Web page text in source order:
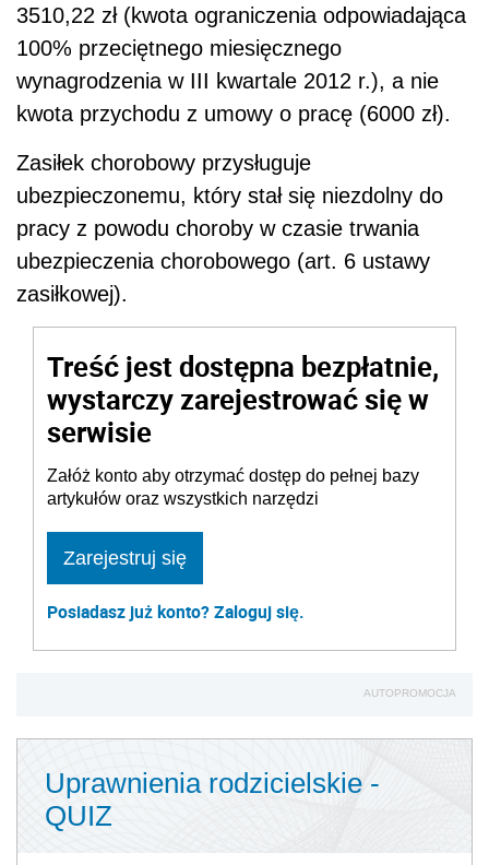
3510,22 zł (kwota ograniczenia odpowiadająca
100% przeciętnego miesięcznego
wynagrodzenia w III kwartale 2012 r.), a nie
kwota przychodu z umowy o pracę (6000 zł).
Zasiłek chorobowy przysługuje
ubezpieczonemu, który stał się niezdolny do
pracy z powodu choroby w czasie trwania
ubezpieczenia chorobowego (art. 6 ustawy
zasiłkowej).
Treść jest dostępna bezpłatnie,
wystarczy zarejestrować się w
serwisie
Załóż konto aby otrzymać dostęp do pełnej bazy
artykułów oraz wszystkich narzędzi
Zarejestruj się
Posiadasz już konto? Zaloguj się.
AUTOPROMOCJA
Uprawnienia rodzicielskie -
QUIZ